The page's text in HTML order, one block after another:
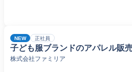
NEW 正社員
子ども服ブランドのアパレル販
株式会社ファミリア